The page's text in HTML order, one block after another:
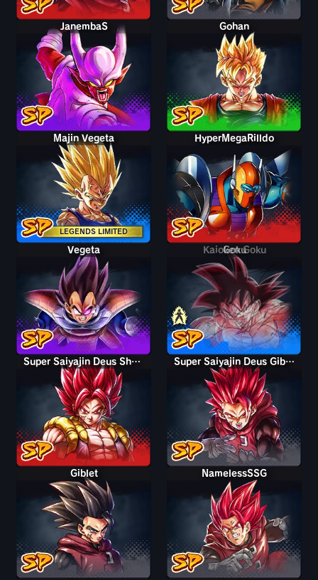
JanembaS Gohan
LEGENDS LIMITED
Majin Vegeta HyperMegaRilldo
Vegeta Goku
Kaioken Goku
Super Saiyajin Deus Shallet Super Saiyajin Deus Giblet
Giblet NamelessSSG